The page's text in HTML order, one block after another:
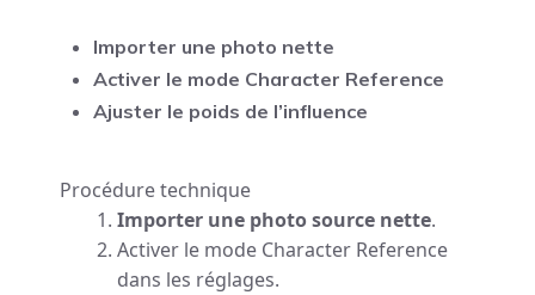
Importer une photo nette
Activer le mode Character Reference
Ajuster le poids de l’influence
Procédure technique
Importer une photo source nette.
Activer le mode Character Reference
dans les réglages.